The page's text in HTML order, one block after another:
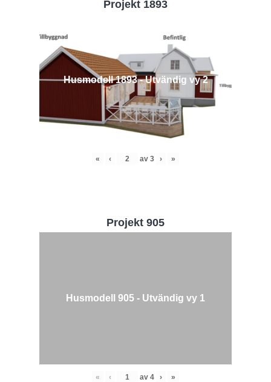
Projekt 1893
Husmodell 1893 - Utvändig vy 2
« ‹ av 3 › »
Projekt 905
Husmodell 905 - Utvändig vy 1
« ‹ av 4 › »